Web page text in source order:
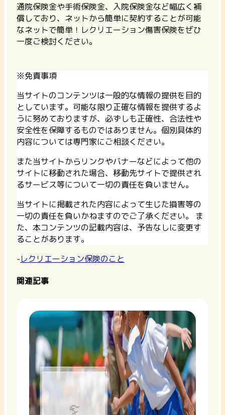
通院保険金や手術保険金、入院保険金など幅広く補
償しており、ネットから簡単に契約することが可能
なネットで簡単！レクリエーション傷害保険をぜひ
一度ご検討ください。
※免責事項
当サイトのコンテンツは一般的な情報の提供を目的
としています。可能な限り正確な情報を提供するよ
うに努めておりますが、必ずしも正確性、合法性や
安全性を保障するものではありません。個別具体的
内容については専門家にご相談ください。
また当サイトからリンクやバナーなどによって他の
サイトに移動された場合、移動先サイトで提供され
るサービス等について一切の責任を負いません。
当サイトに掲載された内容によって生じた損害等の
一切の責任を負いかねますのでご了承ください。 ま
た、本コンテンツの記載内容は、予告なしに変更す
ることがあります。
-レクリエーション保険のこと
関連記事